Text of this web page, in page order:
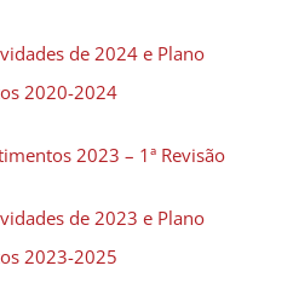
de 2024 e Plano
2020-2024
2023 – 1ª Revisão
de 2023 e Plano
2023-2025